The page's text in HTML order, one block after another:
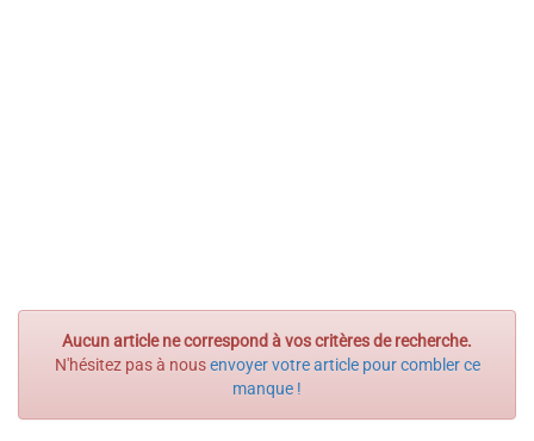
Aucun article ne correspond à vos critères de recherche.
N'hésitez pas à nousenvoyer votre article pour combler ce
manque !